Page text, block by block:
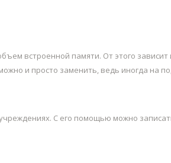
встроенной памяти. От этого
и просто заменить, ведь иногда на
С его помощью можно